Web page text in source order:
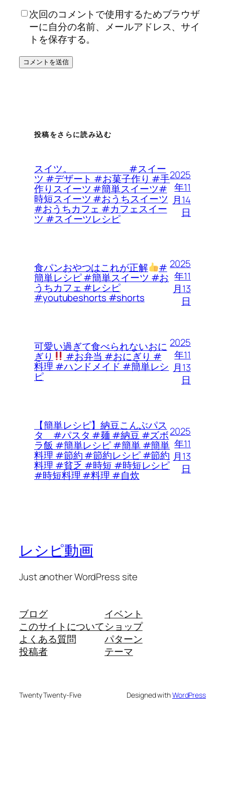
次回のコメントで使用するためブラウザ
ーに自分の名前、メールアドレス、サイ
トを保存する。
投稿をさらに読み込む
スイツ。 #スイー
ツ #デザート #お菓子作り #手
作りスイーツ #簡単スイーツ#
時短スイーツ #おうちスイーツ
#おうちカフェ #カフェスイー
ツ #スイーツレシピ
2025
年11
月14
日
食パンおやつはこれが正解 #
簡単レシピ #簡単スイーツ #お
うちカフェ #レシピ
#youtubeshorts #shorts
2025
年11
月13
日
可愛い過ぎて食べられないおに
ぎり #お弁当 #おにぎり #
料理 #ハンドメイド #簡単レシ
ピ
2025
年11
月13
日
【簡単レシピ】納豆こんぶパス
タ #パスタ #麺 #納豆 #ズボ
ラ飯 #簡単レシピ #簡単 #簡単
料理 #節約 #節約レシピ #節約
料理 #貧乏 #時短 #時短レシピ
#時短料理 #料理 #自炊
2025
年11
月13
日
レシピ動画
Just another WordPress site
ブログ
このサイトについて
よくある質問
投稿者
イベント
ショップ
パターン
テーマ
Twenty Twenty-Five Designed withWordPress